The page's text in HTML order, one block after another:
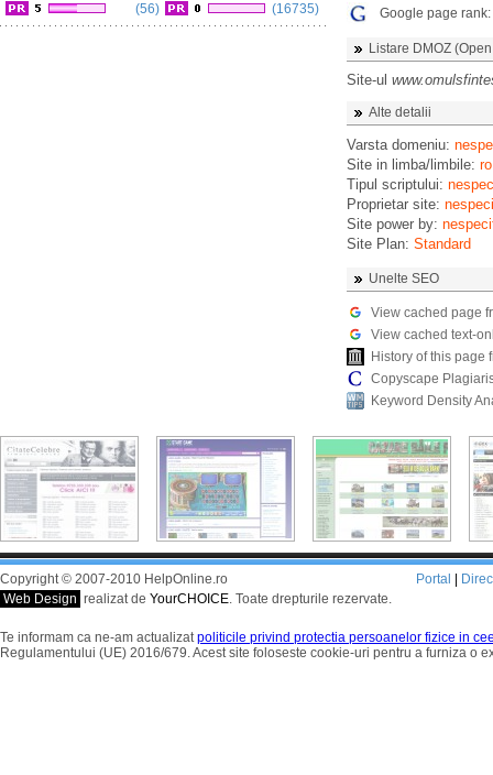
(56)
(16735)
Google page rank:
Listare DMOZ
Site-ul
Alte detalii
Varsta domeniu:
Site in limba/limbile: ro
Tipul scriptului:
Proprietar site:
Site power by:
Site Plan: Standard
Unelte SEO
View cached page
View cached text-
History of this page
Copyscape
Keyword Density
Copyright © 2007-2010 HelpOnline.ro
Web Design realizat de YourCHOICE. Toate drepturile rezervate.
Portal
Te informam ca ne-am actualizatpoliticile privind protectia persoanelor fizice in
Regulamentului (UE) 2016/679. Acest site foloseste cookie-uri pentru a furniza o